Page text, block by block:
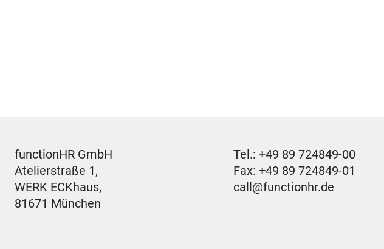
functionHR GmbH
Atelierstraße 1,
WERK ECKhaus,
81671 München
Tel.:+49 89 724849-00
Fax: +49 89 724849-01
call@functionhr.de